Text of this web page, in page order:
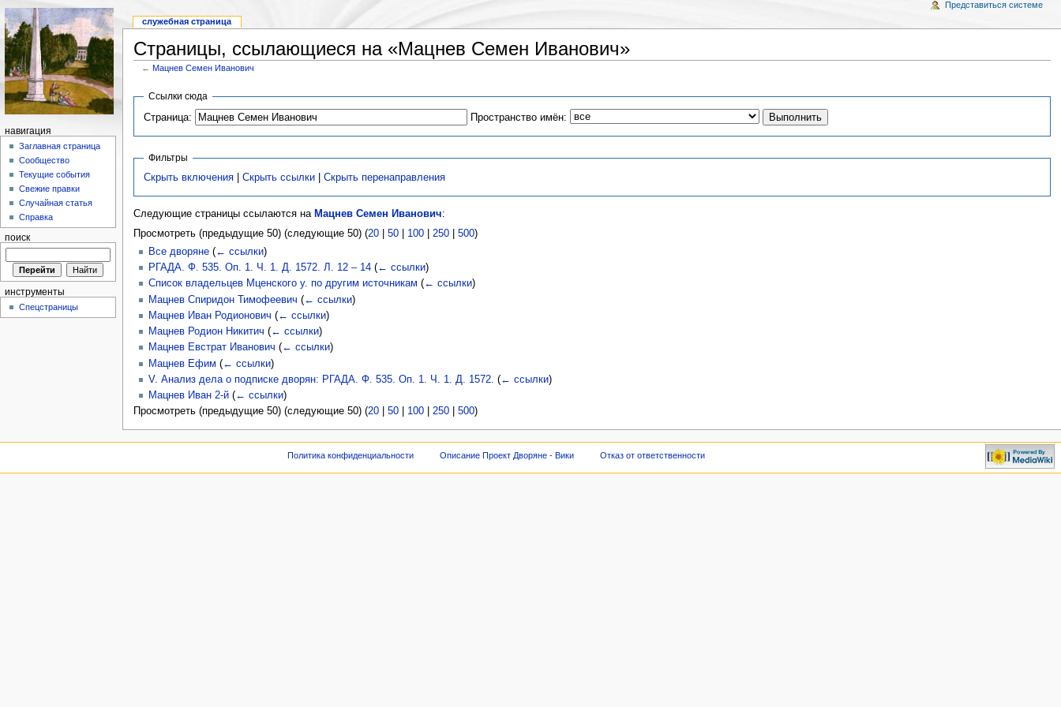
Страницы, ссылающиеся на «Мацнев Семен Иванович»
←Мацнев Семен Иванович
Ссылки сюда
Страница:
Пространство имён:
Фильтры
Скрыть включения |Скрыть ссылки |Скрыть перенаправления
Следующие страницы ссылаются на Мацнев Семен Иванович:
Просмотреть (предыдущие 50) (следующие 50) (20| 50| 100| 250| 500)
Все дворяне (← ссылки)
РГАДА. Ф. 535. Оп. 1. Ч. 1. Д. 1572. Л. 12 – 14 (← ссылки)
Список владельцев Мценского у. по другим источникам (← ссылки)
Мацнев Спиридон Тимофеевич (← ссылки)
Мацнев Иван Родионович (← ссылки)
Мацнев Родион Никитич (← ссылки)
Мацнев Евстрат Иванович (← ссылки)
Мацнев Ефим (← ссылки)
V. Анализ дела о подписке дворян: РГАДА. Ф. 535. Оп. 1. Ч. 1. Д. 1572. (← ссылки)
Мацнев Иван 2-й (← ссылки)
Просмотреть (предыдущие 50) (следующие 50) (20| 50| 100| 250| 500)
служебная страница
Представиться системе
навигация
Заглавная страница
Сообщество
Текущие события
Свежие правки
Случайная статья
Справка
поиск
инструменты
Спецстраницы
Политика конфиденциальности Описание Проект Дворяне - Вики Отказ от ответственности